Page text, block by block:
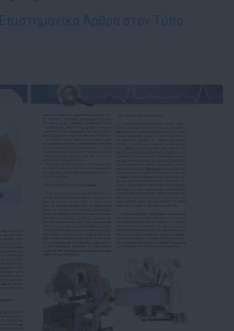
Επιστημονικά Άρθρα στον Τύπο